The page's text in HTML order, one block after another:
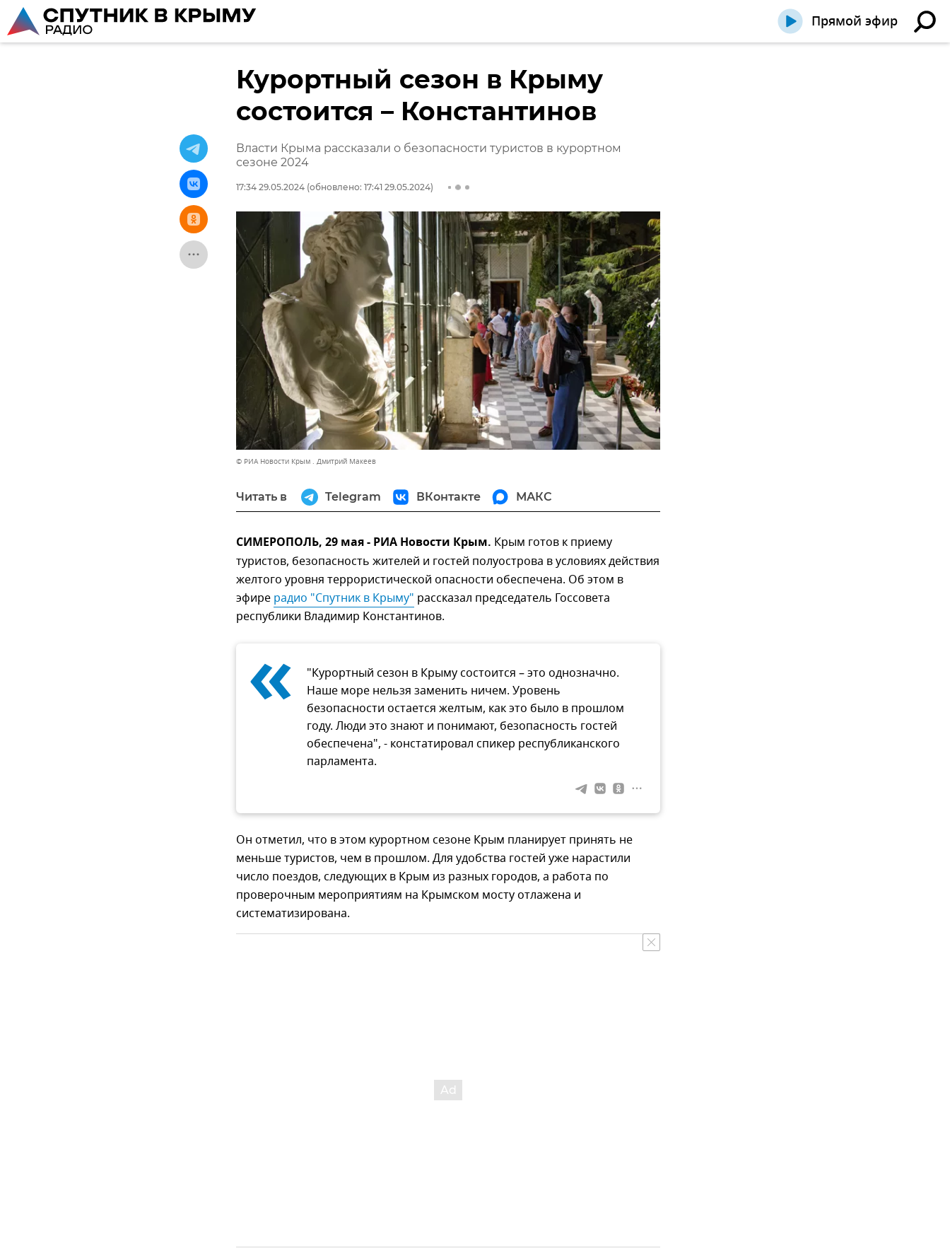
Прямой эфир
Курортный сезон в Крыму
состоится – Константинов
Власти Крыма рассказали о безопасности туристов в курортном
сезоне 2024
17:34 29.05.2024 (обновлено: 17:41 29.05.2024)
© РИА Новости Крым . Дмитрий Макеев
Читать в Telegram ВКонтакте МАКС
СИМЕРОПОЛЬ, 29 мая - РИА Новости Крым. Крым готов к приему
туристов, безопасность жителей и гостей полуострова в условиях действия
желтого уровня террористической опасности обеспечена. Об этом в
эфире радио "Спутник в Крыму" рассказал председатель Госсовета
республики Владимир Константинов.
«
"Курортный сезон в Крыму состоится – это однозначно.
Наше море нельзя заменить ничем. Уровень
безопасности остается желтым, как это было в прошлом
году. Люди это знают и понимают, безопасность гостей
обеспечена", - констатировал спикер республиканского
парламента.
Он отметил, что в этом курортном сезоне Крым планирует принять не
меньше туристов, чем в прошлом. Для удобства гостей уже нарастили
число поездов, следующих в Крым из разных городов, а работа по
проверочным мероприятиям на Крымском мосту отлажена и
систематизирована.